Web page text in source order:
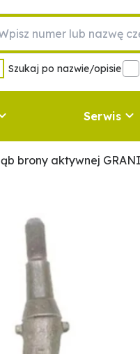
Szukaj po nazwie/opisie
Serwis
brony aktywnej